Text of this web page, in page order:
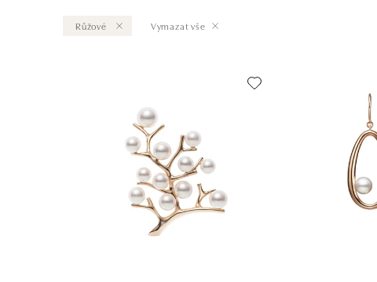
Růžové Vymazat vše